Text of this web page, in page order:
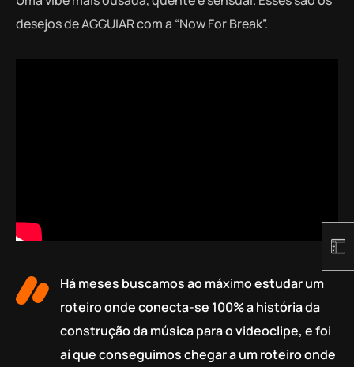
desejos de AGGUIAR com a “Now For Break”.
Há meses buscamos ao máximo estudar um
roteiro onde conecta-se 100% a história da
construção da música para o videoclipe, e foi
aí que conseguimos chegar a um roteiro onde